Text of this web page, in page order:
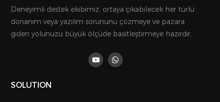
Deneyimli destek ekibimiz, ortaya çıkabilecek her türlü
donanım veya yazılım sorununu çözmeye ve pazara
giden yolunuzu büyük ölçüde basitleştirmeye hazırdır.
SOLUTION